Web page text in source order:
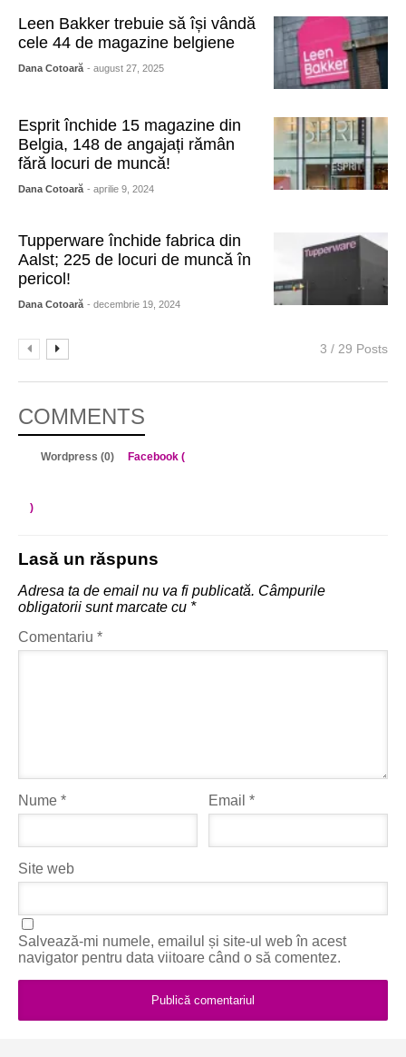
Leen Bakker trebuie să își vândă
cele 44 de magazine belgiene
Dana Cotoară - august 27, 2025
Esprit închide 15 magazine din
Belgia, 148 de angajați rămân
fără locuri de muncă!
Dana Cotoară - aprilie 9, 2024
Tupperware închide fabrica din
Aalst; 225 de locuri de muncă în
pericol!
Dana Cotoară - decembrie 19, 2024
3 / 29 Posts
COMMENTS
Wordpress (0) Facebook (
)
Lasă un răspuns
Adresa ta de email nu va fi publicată. Câmpurile
obligatorii sunt marcate cu *
Comentariu *
Nume * Email*
Site web
Salvează-mi numele, emailul și site-ul web în acest
navigator pentru data viitoare când o să comentez.